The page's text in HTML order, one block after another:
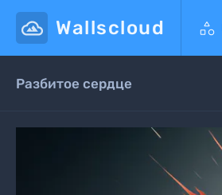
Wallscloud 
Разбитое сердце